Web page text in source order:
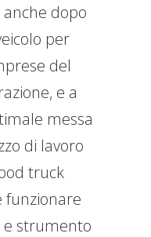
dopo
per
del
e a
messa
di lavoro
truck
funzionare
e strumento